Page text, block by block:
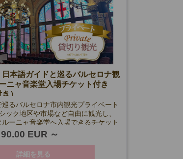
ダーでご確認ください。)
名
日本語ガイドと巡るバルセロナ観
ニャ音楽堂入場チケット付き
）
るバルセロナ市内観光プライベート
ック地区や市場など自由に観光し、
ーニャ音楽堂へ入場できるチケット
テルお迎え付きで安心。
90.00 EUR
詳細を見る